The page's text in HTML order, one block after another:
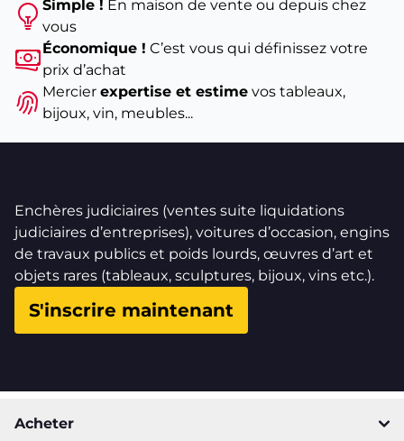
Simple ! En maison de vente ou depuis chez
vous
Économique ! C’est vous qui définissez votre
prix d’achat
Mercier expertise et estimevos tableaux,
bijoux, vin, meubles...
Enchères judiciaires (ventes suite liquidations
judiciaires d’entreprises), voitures d’occasion, engins
de travaux publics et poids lourds, œuvres d’art et
objets rares (tableaux, sculptures, bijoux, vins etc.).
S'inscrire maintenant
Acheter